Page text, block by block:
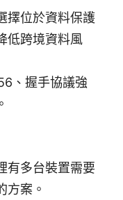
擇位於資料保護
低跨境資料風
、握手協議強
有多台裝置需要
方案。